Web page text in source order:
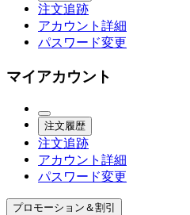
注文追跡
アカウント詳細
パスワード変更
マイアカウント
注文履歴
注文追跡
アカウント詳細
パスワード変更
プロモーション＆割引